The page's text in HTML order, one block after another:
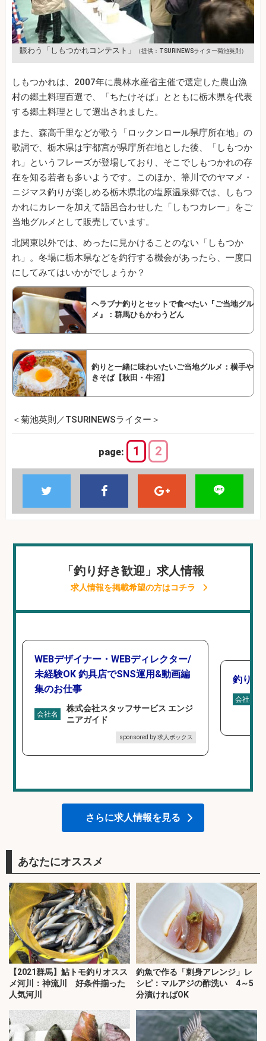
賑わう「しもつかれコンテスト」 （提供：TSURINEWSライター菊池英則）
しもつかれは、2007年に農林水産省主催で選定した農山漁
村の郷土料理百選で、「ちたけそば」とともに栃木県を代表
する郷土料理として選出されました。
また、森高千里などが歌う「ロックンロール県庁所在地」の
歌詞で、栃木県は宇都宮が県庁所在地とした後、「しもつか
れ」というフレーズが登場しており、そこでしもつかれの存
在を知る若者も多いようです。このほか、箒川でのヤマメ・
ニジマス釣りが楽しめる栃木県北の塩原温泉郷では、しもつ
かれにカレーを加えて語呂合わせした「しもつカレー」をご
当地グルメとして販売しています。
北関東以外では、めったに見かけることのない「しもつか
れ」。冬場に栃木県などを釣行する機会があったら、一度口
にしてみてはいかがでしょうか？
ヘラブナ釣りとセットで食べたい『ご当地グル
メ』：群馬ひもかわうどん
釣りと一緒に味わいたいご当地グルメ：横手や
きそば【秋田・牛沼】
＜菊池英則／TSURINEWSライター＞
page: 1 2
「釣り好き歓迎」求人情報
求人情報を掲載希望の方はコチラ
WEBデザイナー・WEBディレクター/
未経験OK 釣具店でSNS運用&動画編
集のお仕事
会社名
株式会社スタッフサービス エンジ
ニアガイド
sponsored by 求人ボックス
釣り具
会社名
さらに求人情報を見る
あなたにオススメ
【2021群馬】鮎トモ釣りオスス
メ河川：神流川 好条件揃った
人気河川
釣魚で作る「刺身アレンジ」レ
シピ：マルアジの酢洗い 4～5
分漬ければOK